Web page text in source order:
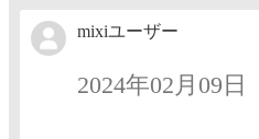
mixiユーザー
2024年02月09日